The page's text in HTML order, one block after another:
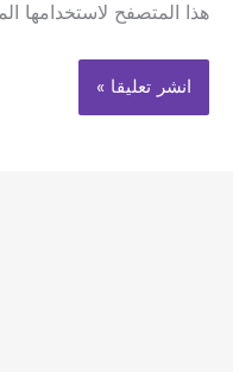
هذا المتصفح لاستخدامها